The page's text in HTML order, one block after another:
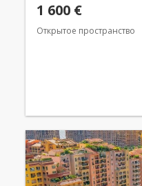
1 600 €
Открытое пространство